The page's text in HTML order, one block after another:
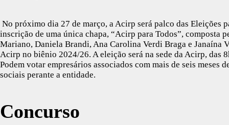
No próximo dia 27 de março, a Acirp será palco das Eleições
inscrição de uma única chapa, “Acirp para Todos”, composta
Mariano, Daniela Brandi, Ana Carolina Verdi Braga e Janaína
Acirp no biênio 2024/26. A eleição será na sede da Acirp, das
Podem votar empresários associados com mais de seis meses
sociais perante a entidade.
Concurso